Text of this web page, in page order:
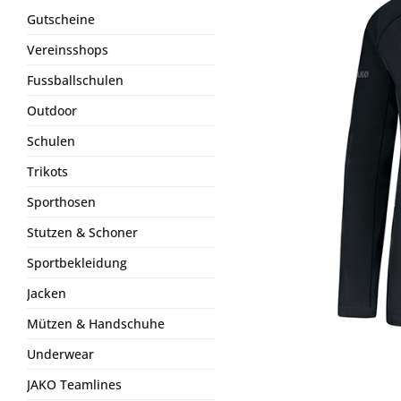
Gutscheine
Vereinsshops
Fussballschulen
Outdoor
Schulen
Trikots
Sporthosen
Stutzen & Schoner
Sportbekleidung
Jacken
Mützen & Handschuhe
Underwear
JAKO Teamlines